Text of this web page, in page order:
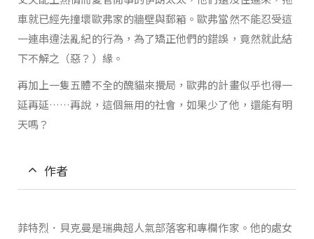
車就已經先撞壞歐弗家的牆壁與郵箱。歐弗當然不能忍受這
一連串違法亂紀的行為，為了矯正他們的錯誤，竟然就此結
下不解之（惡？）緣。
再加上一隻五體不全的醜貓來攪局，歐弗的計畫似乎也得一
延再延……再說，這個無用的社會，如果少了他，還能有明
天嗎？
作者
菲特烈．貝克曼是瑞典超人氣部落客和專欄作家。他的處女